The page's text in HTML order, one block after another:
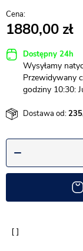
1880,00
Dostępny 24h
Wysyłamy
Przewidywany
godziny 10:30:
Dostawa od: